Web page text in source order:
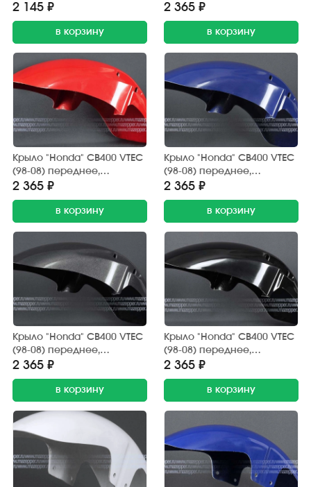
переднее, стеклопластик
(тёмно-серый металлик)
2 145 ₽
в корзину
стеклопластик (белое)
2 365 ₽
в корзину
Крыло "Honda" CB400 VTEC
(98-08) переднее,
стеклопластик (красное)
2 365 ₽
в корзину
Крыло "Honda" CB400 VTEC
(98-08) переднее,
стеклопластик (синее)
2 365 ₽
в корзину
Крыло "Honda" CB400 VTEC
(98-08) переднее,
стеклопластик (тёмно-
серый металлик)
2 365 ₽
в корзину
Крыло "Honda" CB400 VTEC
(98-08) переднее,
стеклопластик (чёрное)
2 365 ₽
в корзину